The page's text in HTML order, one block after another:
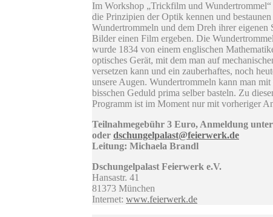
Im Workshop „Trickfilm und Wundertrommel“
die Prinzipien der Optik kennen und
Wundertrommeln und dem Dreh ihrer
Bilder einen Film ergeben. Die
wurde 1834 von einem englischen
optisches Gerät, mit dem man auf
versetzen kann und ein zauberhaftes, noch
unsere Augen. Wundertrommeln kann man
bisschen Geduld prima selber basteln. Zu
Programm ist im Moment nur mit vorheriger
Teilnahmegebühr 3 Euro, Anmeldung unter
oder dschungelpalast@feierwerk.de
Leitung: Michaela Brandl
Dschungelpalast Feierwerk e.V.
Hansastr. 41
81373 München
Internet: www.feierwerk.de